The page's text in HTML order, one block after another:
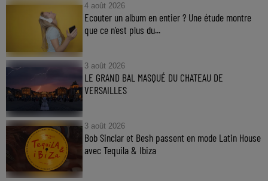
4 août 2026
Ecouter un album en entier ? Une étude montre
que ce n’est plus du...
3 août 2026
LE GRAND BAL MASQUÉ DU CHATEAU DE
VERSAILLES
3 août 2026
Bob Sinclar et Besh passent en mode Latin House
avec Tequila & Ibiza